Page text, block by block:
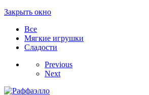
Закрыть окно
Все
Мягкие игрушки
Сладости
Previous
Next